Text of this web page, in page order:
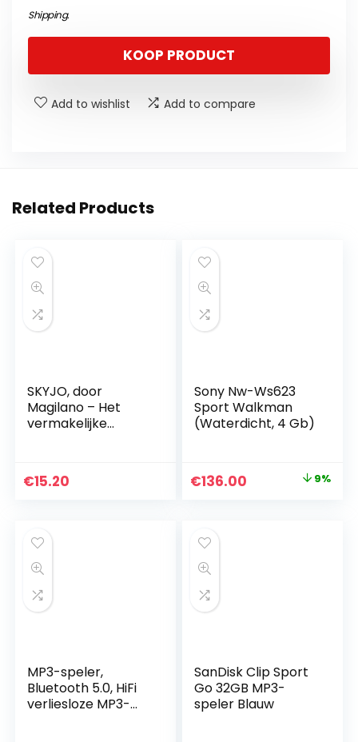
Shipping.
KOOP PRODUCT
Add to wishlist Add to compare
Related Products
SKYJO, door
Magilano – Het
vermakelijke
volwassenen
€15.20
Sony Nw-Ws623
Sport Walkman
(Waterdicht, 4 Gb)
Original
€149.90.
€136.00 9%
MP3-speler,
Bluetooth 5.0, HiFi
verliesloze MP3-
SanDisk Clip Sport
Go 32GB MP3-
speler Blauw